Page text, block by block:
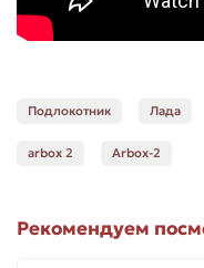
Подлокотник Лада
arbox 2 Arbox-2
Рекомендуем